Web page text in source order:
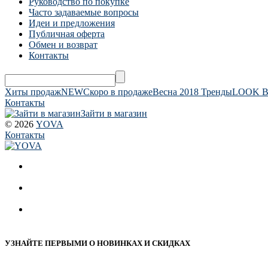
Часто задаваемые вопросы
Идеи и предложения
Публичная оферта
Обмен и возврат
Контакты
Хиты продажNEWСкоро в продажеВесна 2018 ТрендыLOOK
Контакты
Зайти в магазин
© 2026 YOVA
Контакты
УЗНАЙТЕ ПЕРВЫМИ О НОВИНКАХ И СКИДКАХ